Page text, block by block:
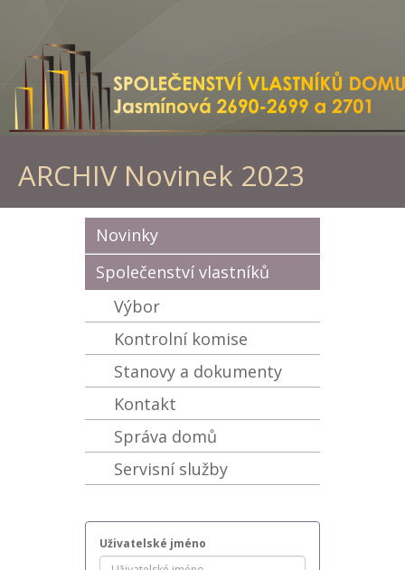
ARCHIV Novinek 2023
Novinky
Společenství vlastníků
Výbor
Kontrolní komise
Stanovy a dokumenty
Kontakt
Správa domů
Servisní služby
Uživatelské jméno